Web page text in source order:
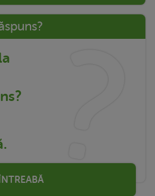
ÎNTREABĂ